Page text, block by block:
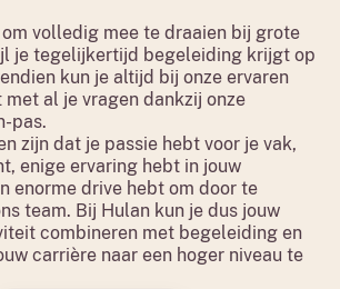
volledig mee te draaien bij grote
je tegelijkertijd begeleiding krijgt op
kun je altijd bij onze ervaren
al je vragen dankzij onze
pas.
zijn dat je passie hebt voor je vak,
enige ervaring hebt in jouw
enorme drive hebt om door te
team. Bij Hulan kun je dus jouw
combineren met begeleiding en
carrière naar een hoger niveau te